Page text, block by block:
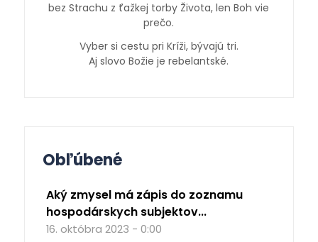
bez Strachu z ťažkej torby Života, len Boh vie
prečo.
Vyber si cestu pri Kríži, bývajú tri.
Aj slovo Božie je rebelantské.
Obľúbené
Aký zmysel má zápis do zoznamu
hospodárskych subjektov...
16. októbra 2023 - 0:00